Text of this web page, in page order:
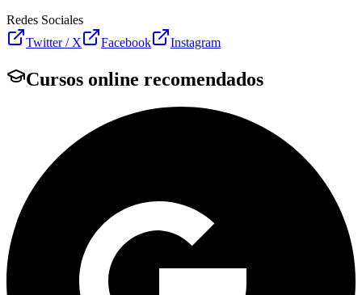
Redes Sociales
Twitter / X
Facebook Instagram
Cursos online recomendados